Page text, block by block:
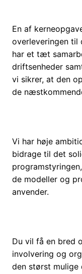
En af
overleveringen til
har et tæt
driftsenheder
vi sikrer, at den
de
Vi har høje
bidrage til det
de modeller og
anvender.
Du vil få en bred
involvering og
den størst